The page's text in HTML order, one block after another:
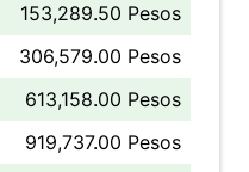
153,289.50 Pesos
306,579.00 Pesos
613,158.00 Pesos
919,737.00 Pesos